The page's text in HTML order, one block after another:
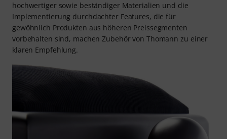
hochwertiger sowie beständiger Materialien und die
Implementierung durchdachter Features, die für
gewöhnlich Produkten aus höheren Preissegmenten
vorbehalten sind, machen Zubehör von Thomann zu einer
klaren Empfehlung.